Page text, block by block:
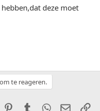
deze moet
te reageren.
PinterestTumblr WhatsApp
E-mail